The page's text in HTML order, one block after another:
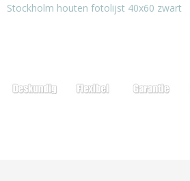
Stockholm houten fotolijst 40x60 zwart